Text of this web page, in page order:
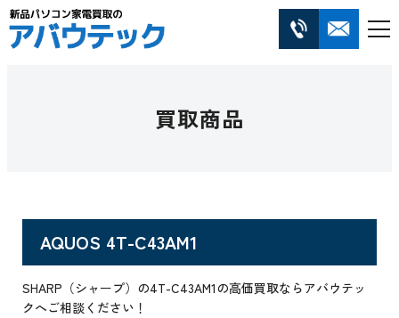
買取商品
AQUOS 4T-C43AM1
SHARP（シャープ）の4T-C43AM1の高価買取ならアバウテッ
クへご相談ください！